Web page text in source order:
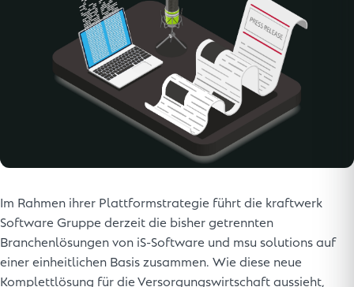
Im Rahmen ihrer Plattformstrategie führt die kraftwerk
Software Gruppe derzeit die bisher getrennten
Branchenlösungen von iS-Software und msu solutions auf
einer einheitlichen Basis zusammen. Wie diese neue
Komplettlösung für die Versorgungswirtschaft aussieht,